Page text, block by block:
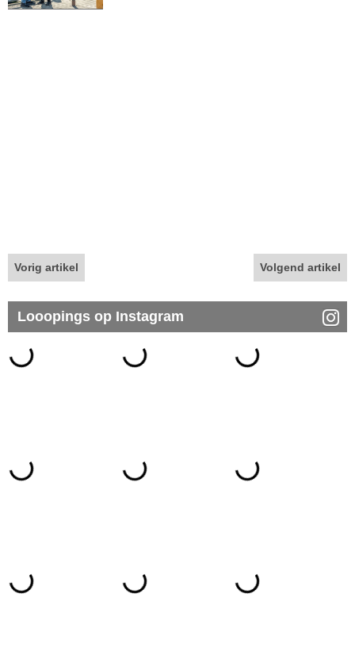
Vorig artikel Volgend artikel
Looopings op Instagram